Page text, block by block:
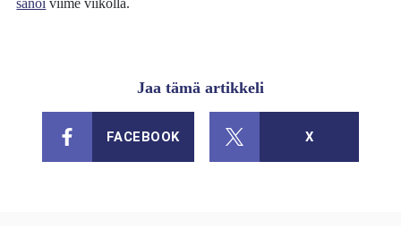
Jaa tämä artikkeli
FACEBOOK X